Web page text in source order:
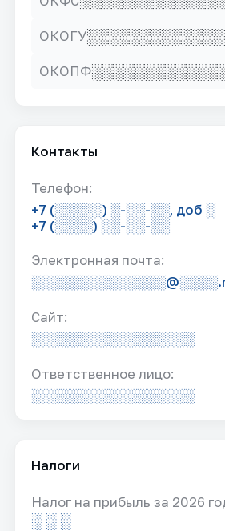
ОКОГУ
ОКОПФ
Контакты
Телефон:
+7 (░░░░░) ░-░░-░░, доб ░
+7 (░░░░) ░░-░░-░░
Электронная почта:
Сайт:
░░░░░░░░░░░░░░░░░
Ответственное лицо:
░░░░░░░░░░░░░░░░░
Налоги
Налог на прибыль за 2026
░ ░ ░